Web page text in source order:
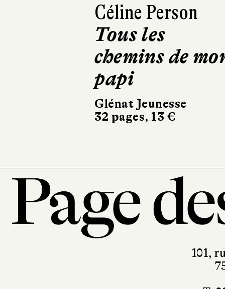
Céline Person
Tous les
chemins de
papi
Glénat Jeunesse
32 pages, 13 €
101,